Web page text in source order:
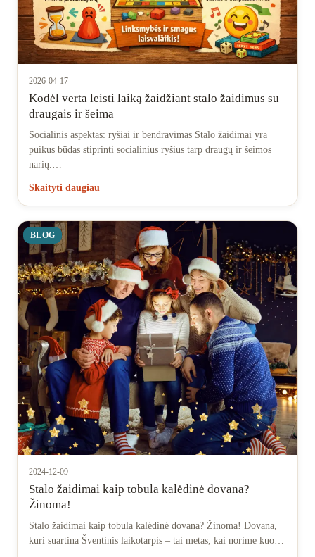
Bendradarbiavimo žaidimai
KATEGORIJOS
Stalo žaidimai
Dėlionės
Tinklaraštis
Parsisiųskite
Norų sąrašas
2026-04-17
Kodėl verta leisti laiką žaidžiant stalo žaidimus su
draugais ir šeima
Socialinis aspektas: ryšiai ir bendravimas Stalo žaidimai yra
puikus būdas stiprinti socialinius ryšius tarp draugų ir šeimos
narių.…
Skaityti daugiau
BLOG
2024-12-09
Stalo žaidimai kaip tobula kalėdinė dovana?
Žinoma!
Stalo žaidimai kaip tobula kalėdinė dovana? Žinoma! Dovana,
kuri suartina Šventinis laikotarpis – tai metas, kai norime kuo…